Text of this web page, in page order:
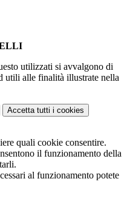
utilizzati si avvalgono di
utili alle finalità illustrate nella
Accetta tutti i cookies
quali cookie consentire.
il funzionamento della
al funzionamento potete